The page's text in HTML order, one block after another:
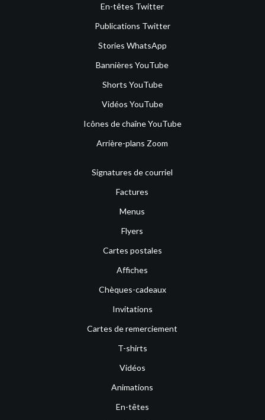
En-têtes Twitter
Publications Twitter
Stories WhatsApp
Bannières YouTube
Shorts YouTube
Vidéos YouTube
Icônes de chaîne YouTube
Arrière-plans Zoom
Signatures de courriel
Factures
Menus
Flyers
Cartes postales
Affiches
Chèques-cadeaux
Invitations
Cartes de remerciement
T-shirts
Vidéos
Animations
En-têtes